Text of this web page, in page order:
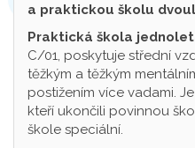
a praktickou školu
Praktická škola
C/01, poskytuje střední
těžkým a těžkým
postižením více vadami.
kteří ukončili povinnou
škole speciální.